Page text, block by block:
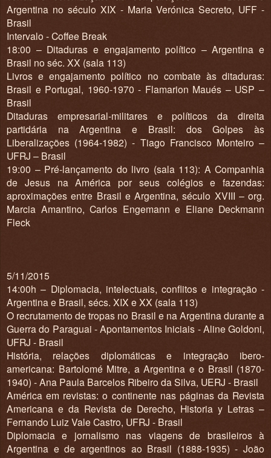
Argentina no século XIX - Maria Verónica Secreto, UFF -
Brasil
Intervalo - Coffee Break
18:00 – Ditaduras e engajamento político – Argentina e
Brasil no séc. XX (sala 113)
Livros e engajamento político no combate às ditaduras:
Brasil e Portugal, 1960-1970 - Flamarion Maués – USP –
Brasil
Ditaduras empresarial-militares e políticos da direita
partidária na Argentina e Brasil: dos Golpes às
Liberalizações (1964-1982) - Tiago Francisco Monteiro –
UFRJ – Brasil
19:00 – Pré-lançamento do livro (sala 113): A Companhia
de Jesus na América por seus colégios e fazendas:
aproximações entre Brasil e Argentina, século XVIII – org.
Marcia Amantino, Carlos Engemann e Eliane Deckmann
Fleck
5/11/2015
14:00h – Diplomacia, intelectuais, conflitos e integração -
Argentina e Brasil, sécs. XIX e XX (sala 113)
O recrutamento de tropas no Brasil e na Argentina durante a
Guerra do Paraguai - Apontamentos Iniciais - Aline Goldoni,
UFRJ - Brasil
História, relações diplomáticas e integração ibero-
americana: Bartolomé Mitre, a Argentina e o Brasil (1870-
1940) - Ana Paula Barcelos Ribeiro da Silva, UERJ - Brasil
América em revistas: o continente nas páginas da Revista
Americana e da Revista de Derecho, Historia y Letras –
Fernando Luiz Vale Castro, UFRJ - Brasil
Diplomacia e jornalismo nas viagens de brasileiros à
Argentina e de argentinos ao Brasil (1888-1935) - João